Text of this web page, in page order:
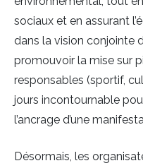
sociaux et en assurant
dans la vision conjointe
promouvoir la mise sur
responsables (sportif,
jours incontournable
l’ancrage d’une
Désormais, les